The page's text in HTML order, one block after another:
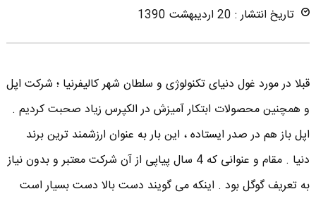
تاریخ انتشار : 20 اردیبهشت 1390
قبلا در مورد غول دنیای تکنولوژی و سلطان شهر کالیفرنیا ؛ شرکت اپل
و همچنین محصولات ابتکار آمیزش در الکپرس زیاد صحبت کردیم .
اپل باز هم در صدر ایستاده ، این بار به عنوان ارزشمند ترین برند
دنیا . مقام و عنوانی که 4 سال پیاپی از آن شرکت معتبر و بدون نیاز
به تعریف گوگل بود . اینکه می گویند دست بالا دست بسیار است